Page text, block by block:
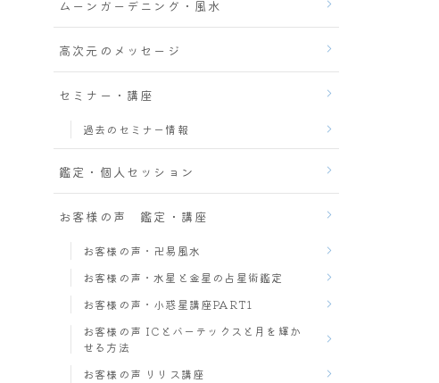
ムーンガーデニング・風水
高次元のメッセージ
セミナー・講座
過去のセミナー情報
鑑定・個人セッション
お客様の声 鑑定・講座
お客様の声・卍易風水
お客様の声・水星と金星の占星術鑑定
お客様の声・小惑星講座PART1
お客様の声 ICとバーテックスと月を輝か
せる方法
お客様の声 リリス講座